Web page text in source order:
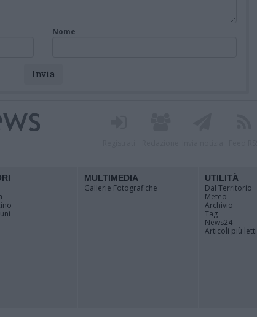
Nome
MULTIMEDIA
Gallerie Fotografiche
UTILITÀ
Dal Territorio
Meteo
Archivio
Tag
News24
Articoli più letti